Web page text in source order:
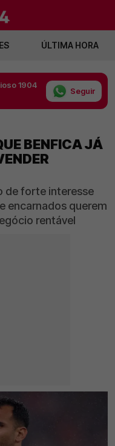
ÚLTIMA HORA
1904
Seguir
BENFICA JÁ
de forte interesse
encarnados querem
rentável